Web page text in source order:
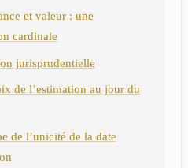
et valeur : une
cardinale
jurisprudentielle
de l’estimation au jour du
de l’unicité de la date